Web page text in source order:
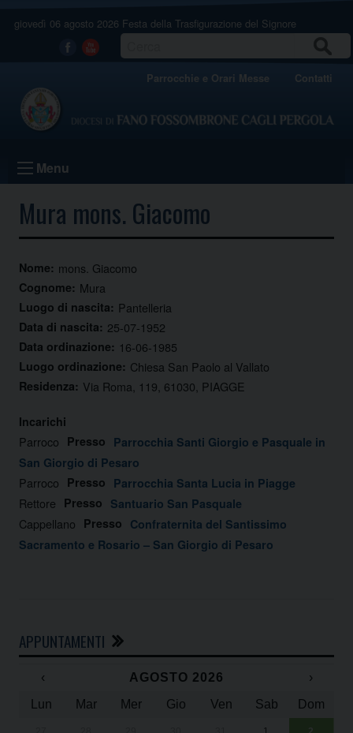
giovedì 06 agosto 2026 Festa della Trasfigurazione del Signore
Facebook
Youtube
Parrocchie e Orari Messe Contatti
Menu
Mura mons. Giacomo
Nome: mons. Giacomo
Cognome: Mura
Luogo di nascita: Pantelleria
Data di nascita: 25-07-1952
Data ordinazione: 16-06-1985
Luogo ordinazione: Chiesa San Paolo al Vallato
Residenza: Via Roma, 119, 61030, PIAGGE
Incarichi
Parroco Presso Parrocchia Santi Giorgio e Pasquale in
San Giorgio di Pesaro
Parroco Presso Parrocchia Santa Lucia in Piagge
Rettore Presso Santuario San Pasquale
Cappellano Presso Confraternita del Santissimo
Sacramento e Rosario – San Giorgio di Pesaro
APPUNTAMENTI
‹ AGOSTO 2026
›
Lun
Mar Mer Gio Ven Sab Dom